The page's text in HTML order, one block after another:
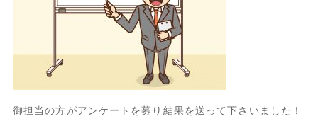
御担当の方がアンケートを募り結果を送って下さいました！